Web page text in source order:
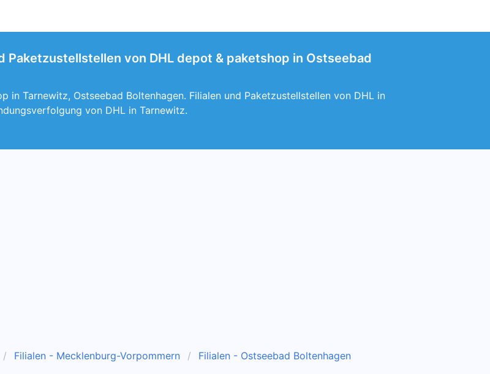
Paketzustellstellen von DHL depot & paketshop in Ostseebad
in Tarnewitz, Ostseebad Boltenhagen. Filialen und Paketzustellstellen von DHL in
von DHL in Tarnewitz.
Filialen - Mecklenburg-Vorpommern
Filialen - Ostseebad Boltenhagen